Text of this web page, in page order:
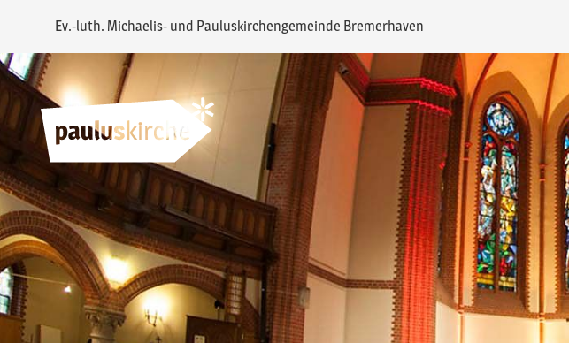
Ev.-luth. Michaelis- und Pauluskirchengemeinde Bremerhaven